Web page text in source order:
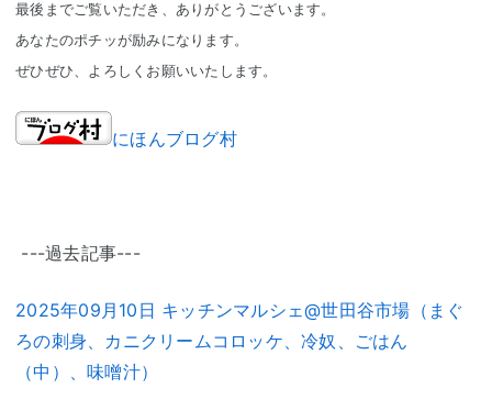
最後までご覧いただき、ありがとうございます。
あなたのポチッが励みになります。
ぜひぜひ、よろしくお願いいたします。
にほんブログ村
---過去記事---
2025年09月10日 キッチンマルシェ@世田谷市場（まぐ
ろの刺身、カニクリームコロッケ、冷奴、ごはん
（中）、味噌汁）